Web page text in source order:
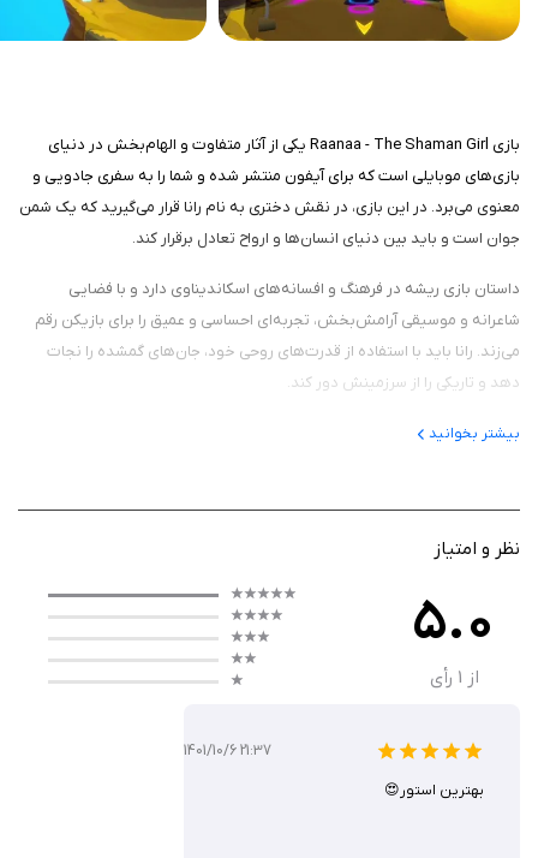
بازی Raanaa - The Shaman Girl یکی از آثار متفاوت و الهام‌بخش در دنیای
بازی‌های موبایلی است که برای آیفون منتشر شده و شما را به سفری جادویی و
معنوی می‌برد. در این بازی، در نقش دختری به نام رانا قرار می‌گیرید که یک شمن
جوان است و باید بین دنیای انسان‌ها و ارواح تعادل برقرار کند.
داستان بازی ریشه در فرهنگ و افسانه‌های اسکاندیناوی دارد و با فضایی
شاعرانه و موسیقی آرامش‌بخش، تجربه‌ای احساسی و عمیق را برای بازیکن رقم
می‌زند. رانا باید با استفاده از قدرت‌های روحی خود، جان‌های گمشده را نجات
دهد و تاریکی را از سرزمینش دور کند.
است. شما در نقش رانا در محیط‌های زیبا و مرموز سفر می‌کنید، معماها را حل
می‌کنید و با استفاده از قدرت‌های شمنی مثل پرواز، احضار ارواح و کنترل عناصر
طبیعت، بر موانع غلبه می‌کنید. کنترل‌ها ساده و لمسی طراحی شده‌اند تا تمرکز
اصلی روی تجربه‌ی احساسی و کشف دنیای بازی باشد. هر مرحله بخشی از مسیر
رشد و بلوغ رانا را روایت می‌کند و بازیکن را درگیر سفری درونی و روحانی می‌سازد.
ویژگی‌ ها
بیشتر بخوانید
نظر و امتیاز
5.0
از 1 رأی
1401/10/6 21:37
بهترین استور😍